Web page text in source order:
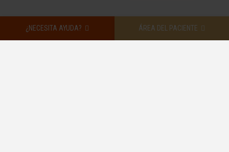
¿NECESITA AYUDA? ÁREA DEL PACIENTE